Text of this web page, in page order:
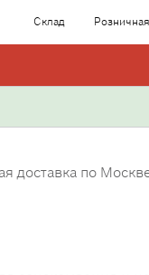
Склад
доставка по